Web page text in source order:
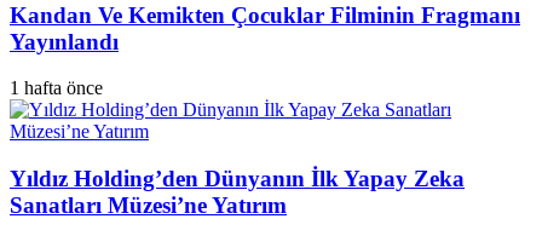
Kandan Ve Kemikten Çocuklar Filminin Fragmanı
Yayınlandı
1 hafta önce
Yıldız Holding’den Dünyanın İlk Yapay Zeka
Sanatları Müzesi’ne Yatırım